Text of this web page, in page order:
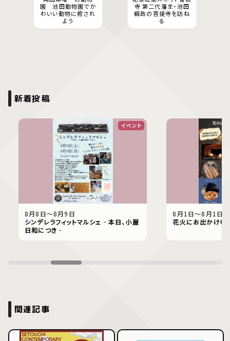
園 池田動物園でか
わいい動物に癒され
よう
寺 第二代藩主・池田
綱政の菩提寺を訪ね
る
新着投稿
イベント
8月8日〜8月9日
シンデレラフィットマルシェ‐本日、小屋
日和につき‐
8月1日〜8月1日
花火にお出かけ幸
関連記事